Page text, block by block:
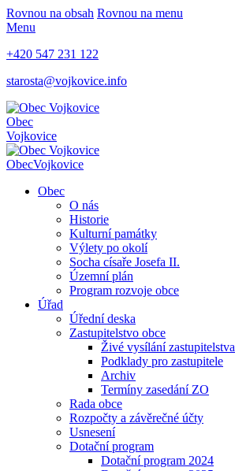
Rovnou na obsah Rovnou na menu
Menu
+420 547 231 122
starosta@vojkovice.info
Obec
Vojkovice
ObecVojkovice
Obec
O nás
Historie
Kulturní památky
Výlety po okolí
Socha císaře Josefa II.
Územní plán
Program rozvoje obce
Úřad
Úřední deska
Zastupitelstvo obce
Živé vysílání zastupitelstva
Podklady pro zastupitele
Archiv
Termíny zasedání ZO
Rada obce
Rozpočty a závěrečné účty
Usnesení
Dotační program
Dotační program 2024